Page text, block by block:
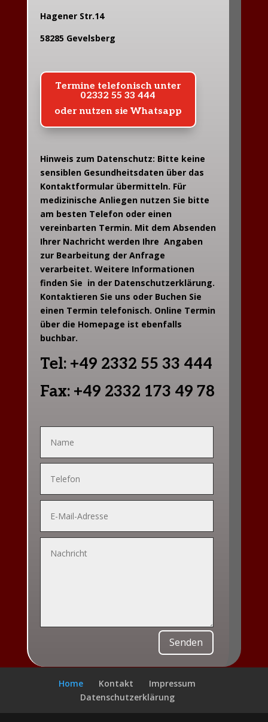
Hagener Str.14
58285 Gevelsberg
Termine telefonisch unter
02332 55 33 444
oder nutzen sie Whatsapp
Hinweis zum Datenschutz: Bitte keine
sensiblen Gesundheitsdaten über das
Kontaktformular übermitteln. Für
medizinische Anliegen nutzen Sie bitte
am besten Telefon oder einen
vereinbarten Termin. Mit dem Absenden
Ihrer Nachricht werden Ihre Angaben
zur Bearbeitung der Anfrage
verarbeitet. Weitere Informationen
finden Sie in der Datenschutzerklärung.
Kontaktieren Sie uns oder Buchen Sie
einen Termin telefonisch. Online Termin
über die Homepage ist ebenfalls
buchbar.
Tel: +49 2332 55 33 444
Fax: +49 2332 173 49 78
Senden
Home Kontakt
Impressum
Datenschutzerklärung